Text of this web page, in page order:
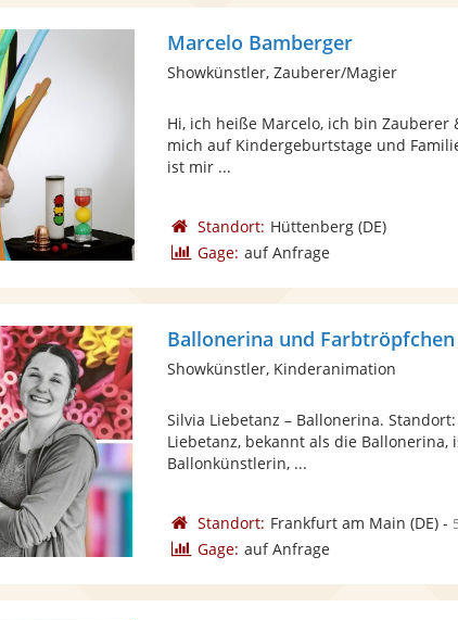
Marcelo Bamberger
Showkünstler, Zauberer/Magier
Hi, ich heiße Marcelo, ich bin
mich auf Kindergeburtstage und
ist mir ...
Standort: Hüttenberg(DE)
Gage: auf Anfrage
Ballonerina und Farbtröpfchen
Showkünstler, Kinderanimation
Silvia Liebetanz – Ballonerina.
Liebetanz, bekannt als die
Ballonkünstlerin, ...
Standort: Frankfurt am Main (DE)-
Gage: auf Anfrage